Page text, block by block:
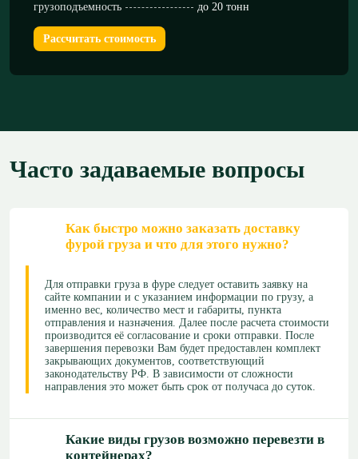
грузоподъемность
до 20 тонн
Рассчитать стоимость
Часто задаваемые вопросы
Как быстро можно заказать доставку
фурой груза и что для этого нужно?
Для отправки груза в фуре следует оставить заявку на
сайте компании и с указанием информации по грузу, а
именно вес, количество мест и габариты, пункта
отправления и назначения. Далее после расчета стоимости
производится её согласование и сроки отправки. После
завершения перевозки Вам будет предоставлен комплект
закрывающих документов, соответствующий
законодательству РФ. В зависимости от сложности
направления это может быть срок от получаса до суток.
Какие виды грузов возможно перевезти в
контейнерах?